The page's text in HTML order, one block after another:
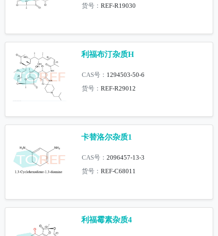
货号：REF-R19030
利福布汀杂质H
CAS号： 1294503-50-6
货号：REF-R29012
卡替洛尔杂质1
CAS号：2096457-13-3
货号：REF-C68011
利福霉素杂质4